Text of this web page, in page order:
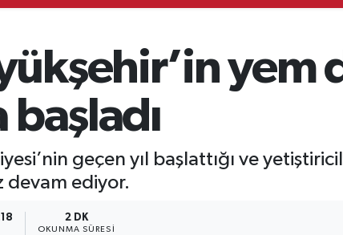
yem
geçen yıl başlattığı ve
devam ediyor.
2 DK
OKUNMA SÜRESI